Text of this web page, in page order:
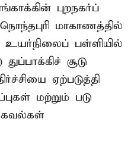
புறநகர்ப்
மாகாணத்தில்
பள்ளியில்
சூடு
ஏற்படுத்தி
மற்றும் படு